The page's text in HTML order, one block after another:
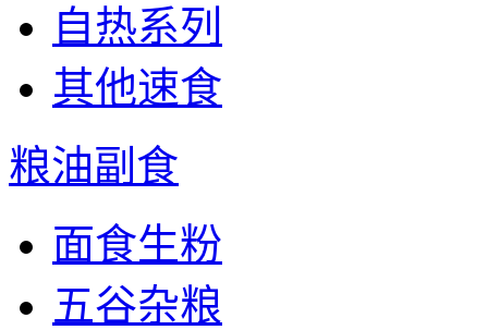
自热系列
其他速食
粮油副食
面食生粉
五谷杂粮